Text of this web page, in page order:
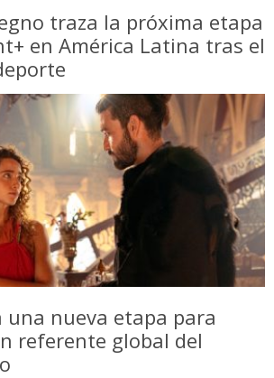
traza la próxima etapa
en América Latina tras el
una nueva etapa para
referente global del